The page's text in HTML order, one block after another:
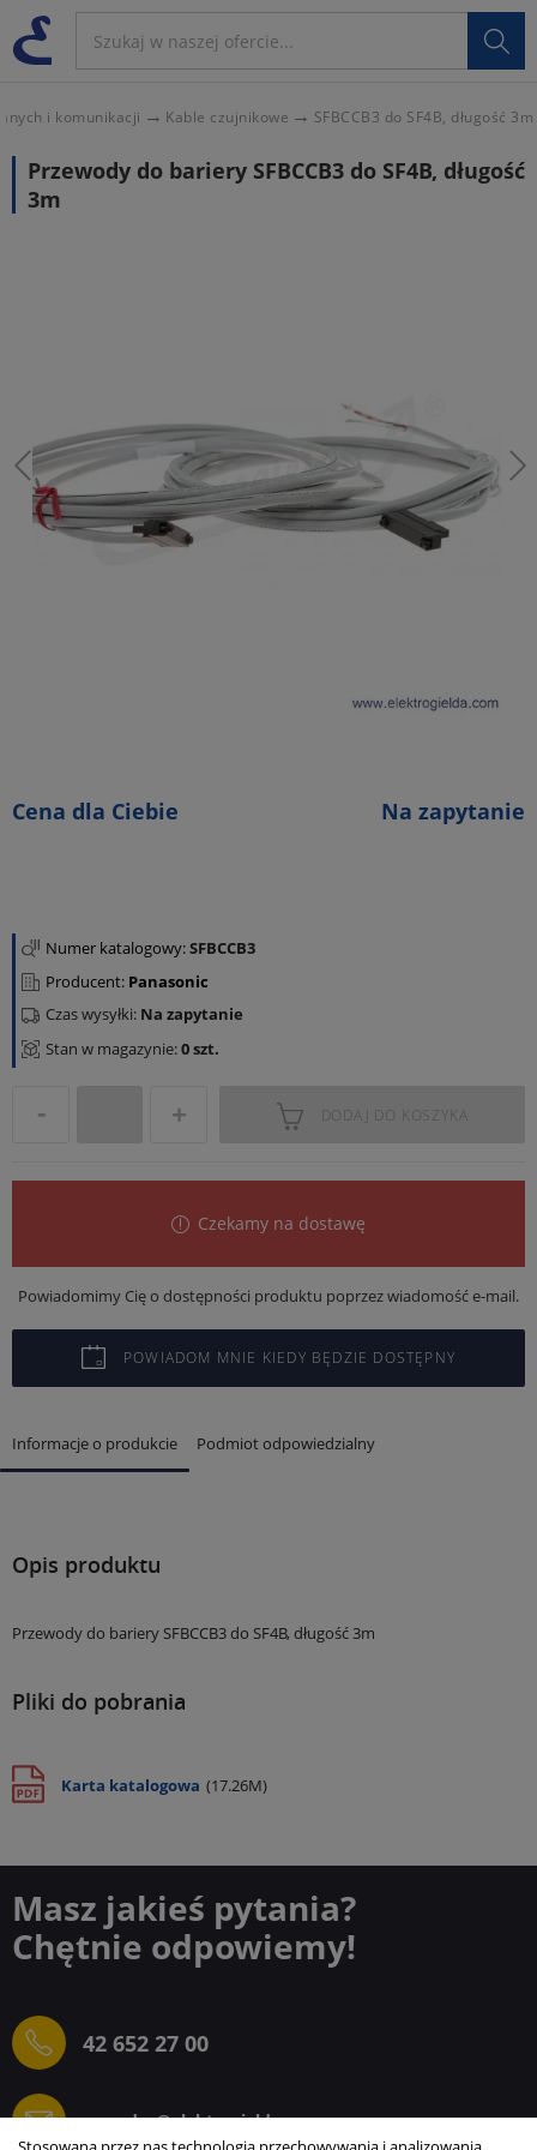

i komunikacji Kable czujnikowe SFBCCB3 do SF4B, długość 3m
Przewody do bariery SFBCCB3 do SF4B, długość
3m
Cena dla Ciebie Na zapytanie
Numer katalogowy:SFBCCB3
Producent: Panasonic
Stan w magazynie:0 szt.
Czas wysyłki: Na zapytanie
DODAJ DO KOSZYKA
Czekamy na dostawę
Powiadomimy Cię o dostępności produktu poprzez wiadomość e-mail.
POWIADOM MNIE KIEDY BĘDZIE DOSTĘPNY
Informacje o produkcie Podmiot odpowiedzialny
Opis produktu
Przewody do bariery SFBCCB3 do SF4B, długość 3m
Pliki do pobrania
Karta katalogowa (17.26M)
Masz jakieś pytania?
Chętnie odpowiemy!
42 652 27 00
sprzedaz@elektrogielda.com